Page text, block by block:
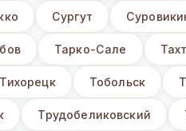
Сургут
Тарко-Сале
Тихорецк Тобольск
Трудобеликовский